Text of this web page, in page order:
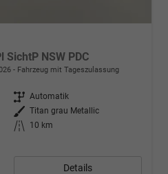
SichtP NSW PDC
Fahrzeug mit Tageszulassung
Getriebe Automatik
Außenfarbe Titan grau Metallic
Kilometerstand
10 km
Details